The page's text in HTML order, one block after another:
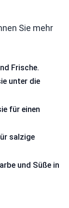
Sie mehr
Frische.
unter die
für einen
salzige
und Süße in